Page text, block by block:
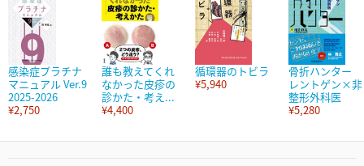
感染症プラチナ
マニュアル Ver.9
2025-2026
¥2,750
誰も教えてくれ
なかった皮疹の
診かた・考え...
¥4,400
循環器のトビラ
¥5,940
骨折ハンター
レントゲン×非
整形外科医
¥5,280